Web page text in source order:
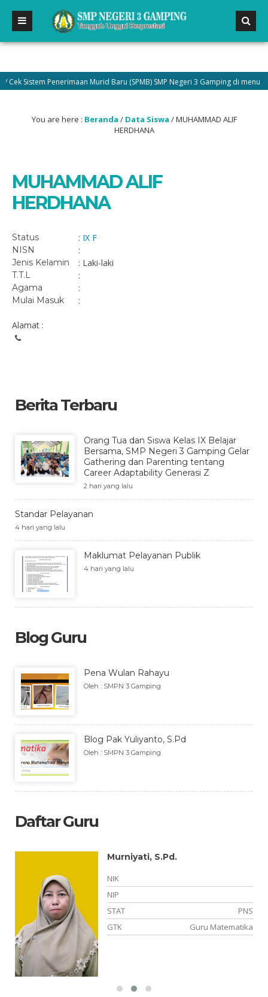
Sistem Penerimaan Murid Baru (SPMB) SMP Negeri 3 Gamping di menu
You are here : Beranda / Data Siswa /MUHAMMAD ALIF
HERDHANA
MUHAMMAD ALIF
HERDHANA
Status : IX F
NISN :
Jenis Kelamin : Laki-laki
T.T.L :
Agama :
Mulai Masuk :
Alamat :
Berita Terbaru
Orang Tua dan Siswa Kelas IX Belajar
Bersama, SMP Negeri 3 Gamping Gelar
Gathering dan Parenting tentang
Career Adaptability Generasi Z
2 hari yang lalu
Standar Pelayanan
4 hari yang lalu
Maklumat Pelayanan Publik
4 hari yang lalu
Blog Guru
Pena Wulan Rahayu
Oleh : SMPN 3 Gamping
Blog Pak Yuliyanto, S.Pd
Oleh : SMPN 3 Gamping
Daftar Guru
Murniyati, S.Pd.
NIK
NIP
STAT
PNS
GTK
Guru Matematika